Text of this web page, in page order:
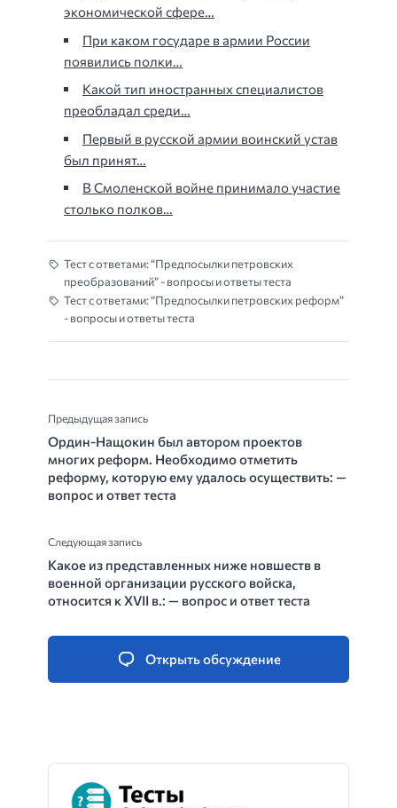
экономической сфере…
При каком государе в армии России
появились полки…
Какой тип иностранных специалистов
преобладал среди…
Первый в русской армии воинский устав
был принят…
В Смоленской войне принимало участие
столько полков…
Тест с ответами: “Предпосылки петровских
преобразований” - вопросы и ответы теста
Тест с ответами: “Предпосылки петровских реформ”
- вопросы и ответы теста
Предыдущая запись
Ордин-Нащокин был автором проектов
многих реформ. Необходимо отметить
реформу, которую ему удалось осуществить: —
вопрос и ответ теста
Следующая запись
Какое из представленных ниже новшеств в
военной организации русского войска,
относится к XVII в.: — вопрос и ответ теста
Открыть обсуждение